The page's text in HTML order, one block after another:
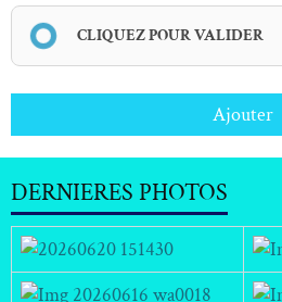
CLIQUEZ POUR VALIDER
Ajouter
DERNIERES PHOTOS